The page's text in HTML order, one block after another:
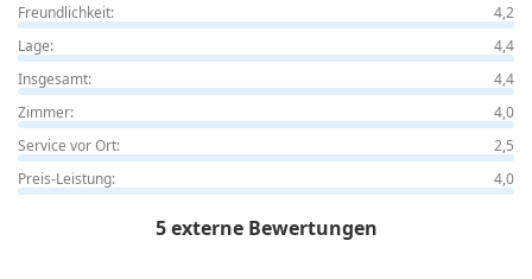
Freundlichkeit:
4,2
Lage:
4,4
Insgesamt:
4,4
Zimmer:
4,0
Service vor Ort:
2,5
Preis-Leistung:
4,0
5 externe Bewertungen